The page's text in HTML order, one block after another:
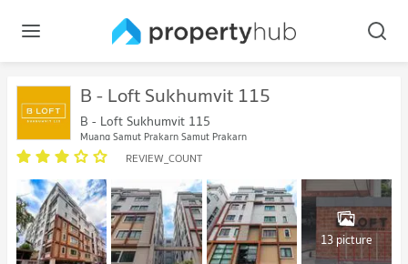
B - Loft Sukhumvit 115
B - Loft Sukhumvit 115
Muang Samut Prakarn Samut Prakarn
REVIEW_COUNT
13 picture